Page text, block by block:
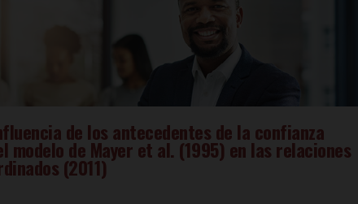
de los antecedentes de la confianza
modelo de Mayer et al. (1995) en las relaciones
(2011)